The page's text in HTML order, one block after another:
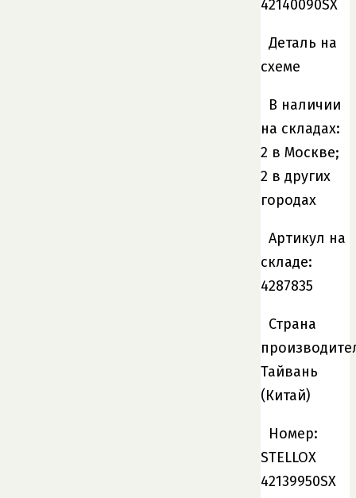
42140090SX
Деталь на
схеме
В наличии
на складах:
2 в Москве;
2 в других
городах
Артикул на
складе:
4287835
Страна
Тайвань
(Китай)
Номер:
STELLOX
42139950SX